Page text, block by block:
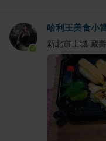
哈利王美食小
新北市土城 藏